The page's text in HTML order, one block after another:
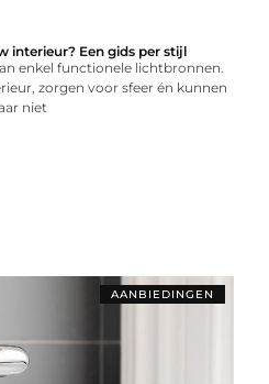
interieur? Een gids per stijl
enkel functionele lichtbronnen.
zorgen voor sfeer én kunnen
niet
AANBIEDINGEN